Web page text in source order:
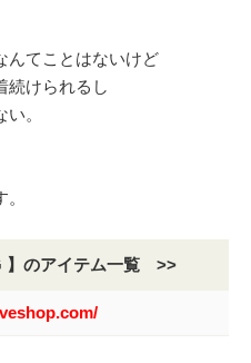
んてことはないけど
続けられるし
。
】のアイテム一覧 >>